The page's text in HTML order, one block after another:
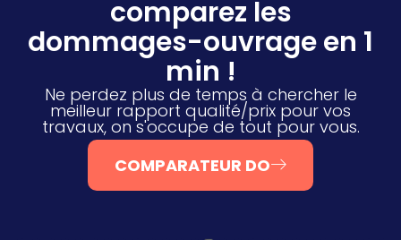
comparez les
dommages-ouvrage en 1
min !
Ne perdez plus de temps à chercher le
meilleur rapport qualité/prix pour vos
travaux, on s'occupe de tout pour vous.
COMPARATEUR DO